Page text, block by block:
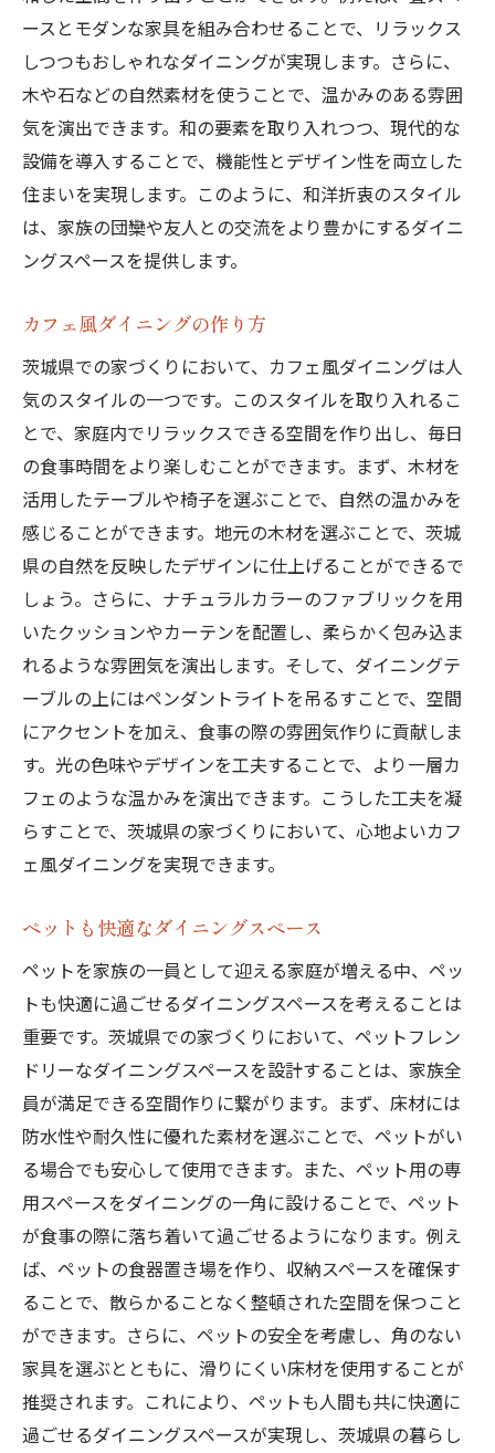
ースとモダンな家具を組み合わせることで、リラックス
しつつもおしゃれなダイニングが実現します。さらに、
木や石などの自然素材を使うことで、温かみのある雰囲
気を演出できます。和の要素を取り入れつつ、現代的な
設備を導入することで、機能性とデザイン性を両立した
住まいを実現します。このように、和洋折衷のスタイル
は、家族の団欒や友人との交流をより豊かにするダイニ
ングスペースを提供します。
カフェ風ダイニングの作り方
茨城県での家づくりにおいて、カフェ風ダイニングは人
気のスタイルの一つです。このスタイルを取り入れるこ
とで、家庭内でリラックスできる空間を作り出し、毎日
の食事時間をより楽しむことができます。まず、木材を
活用したテーブルや椅子を選ぶことで、自然の温かみを
感じることができます。地元の木材を選ぶことで、茨城
県の自然を反映したデザインに仕上げることができるで
しょう。さらに、ナチュラルカラーのファブリックを用
いたクッションやカーテンを配置し、柔らかく包み込ま
れるような雰囲気を演出します。そして、ダイニングテ
ーブルの上にはペンダントライトを吊るすことで、空間
にアクセントを加え、食事の際の雰囲気作りに貢献しま
す。光の色味やデザインを工夫することで、より一層カ
フェのような温かみを演出できます。こうした工夫を凝
らすことで、茨城県の家づくりにおいて、心地よいカフ
ェ風ダイニングを実現できます。
ペットも快適なダイニングスペース
ペットを家族の一員として迎える家庭が増える中、ペッ
トも快適に過ごせるダイニングスペースを考えることは
重要です。茨城県での家づくりにおいて、ペットフレン
ドリーなダイニングスペースを設計することは、家族全
員が満足できる空間作りに繋がります。まず、床材には
防水性や耐久性に優れた素材を選ぶことで、ペットがい
る場合でも安心して使用できます。また、ペット用の専
用スペースをダイニングの一角に設けることで、ペット
が食事の際に落ち着いて過ごせるようになります。例え
ば、ペットの食器置き場を作り、収納スペースを確保す
ることで、散らかることなく整頓された空間を保つこと
ができます。さらに、ペットの安全を考慮し、角のない
家具を選ぶとともに、滑りにくい床材を使用することが
推奨されます。これにより、ペットも人間も共に快適に
過ごせるダイニングスペースが実現し、茨城県の暮らし